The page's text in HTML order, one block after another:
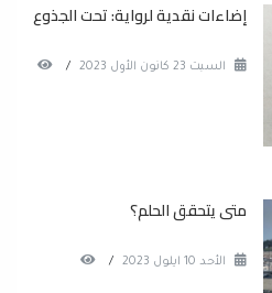
إضاءات نقدية لرواية: تحت الجذوع
السبت 23 كانون الأول 2023 /
متى يتحقق الحلم؟
الأحد 10 ايلول 2023 /